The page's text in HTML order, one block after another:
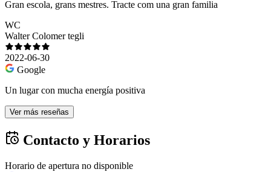
Gran escola, grans mestres. Tracte com una gran familia
WC
Walter Colomer tegli
2022-06-30
Google
Un lugar con mucha energía positiva
Ver más reseñas
Contacto y Horarios
Horario de apertura no disponible